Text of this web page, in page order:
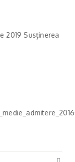
2019 Susținerea